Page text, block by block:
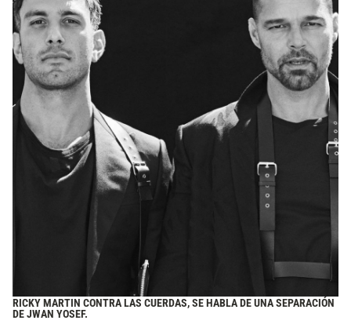
RICKY MARTIN CONTRA LAS CUERDAS, SE HABLA DE UNA SEPARACIÓN
DE JWAN YOSEF.